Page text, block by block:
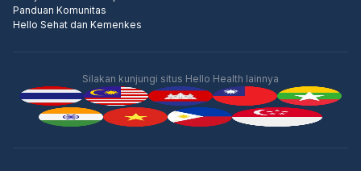
Panduan Komunitas
Hello Sehat dan Kemenkes
Silakan kunjungi situs Hello Health lainnya